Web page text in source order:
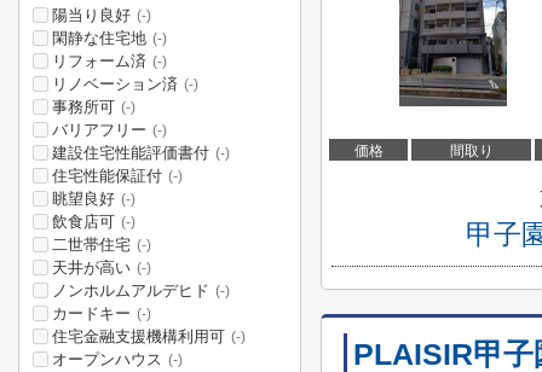
価格 間取り
甲子
PLAISIR甲
陽当り良好 (-)
閑静な住宅地 (-)
リフォーム済 (-)
リノベーション済 (-)
事務所可 (-)
バリアフリー (-)
建設住宅性能評価書付 (-)
住宅性能保証付 (-)
眺望良好 (-)
飲食店可 (-)
二世帯住宅 (-)
天井が高い (-)
ノンホルムアルデヒド (-)
カードキー (-)
住宅金融支援機構利用可 (-)
オープンハウス (-)